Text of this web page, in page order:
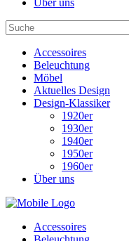
Über uns
Accessoires
Beleuchtung
Möbel
Aktuelles Design
Design-Klassiker
1920er
1930er
1940er
1950er
1960er
Über uns
Accessoires